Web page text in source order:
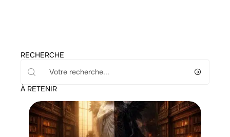
RECHERCHE
À RETENIR